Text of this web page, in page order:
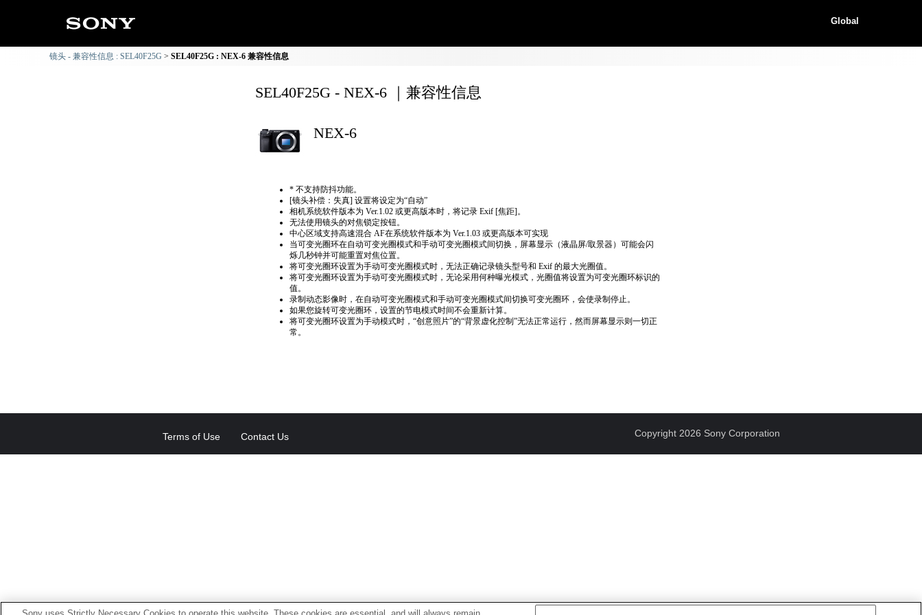
Global
镜头 - 兼容性信息 : SEL40F25G SEL40F25G : NEX-6 兼容性信息
SEL40F25G - NEX-6 ｜兼容性信息
NEX-6
* 不支持防抖功能。
[镜头补偿：失真] 设置将设定为“自动”
相机系统软件版本为 Ver.1.02 或更高版本时，将记录 Exif [焦距]。
无法使用镜头的对焦锁定按钮。
中心区域支持高速混合 AF在系统软件版本为 Ver.1.03 或更高版本可实现
当可变光圈环在自动可变光圈模式和手动可变光圈模式间切换，屏幕显示（液晶屏/取景器）可能会闪
烁几秒钟并可能重置对焦位置。
将可变光圈环设置为手动可变光圈模式时，无法正确​​记录镜头型号和 Exif 的最大光圈值。
将可变光圈环设置为手动可变光圈模式时，无论采用何种曝光模式，光圈值将设置为可变光圈环标识的
值。
录制动态影像时，在自动可变光圈模式和手动可变光圈模式间切换可变光圈环，会使录制停止。
如果您旋转可变光圈环，设置的节电模式时间不会重新计算。
将可变光圈环设置为手动模式时，“创意照片”的“背景虚化控制”无法正常运行，然而屏幕显示则一切正
常。
Terms of Use Contact Us Copyright 2026 Sony Corporation